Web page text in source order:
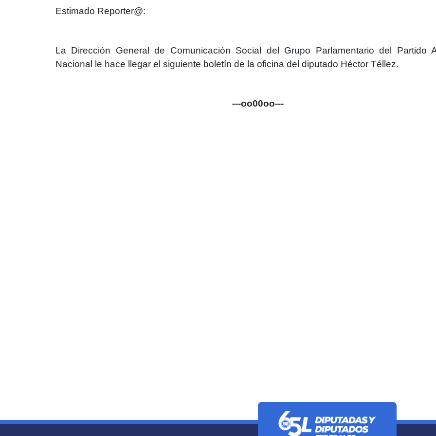
Estimado Reporter@:
La Dirección General de Comunicación Social del Grupo Parlamentario del Partido
Nacional le hace llegar el siguiente boletín de la oficina del diputado Héctor Téllez.
---oo00oo---